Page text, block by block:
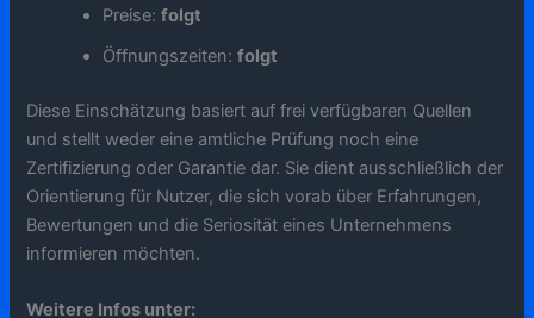
Preise:folgt
Öffnungszeiten:folgt
Diese Einschätzung basiert auf frei verfügbaren Quellen
und stellt weder eine amtliche Prüfung noch eine
Zertifizierung oder Garantie dar. Sie dient ausschließlich der
Orientierung für Nutzer, die sich vorab über Erfahrungen,
Bewertungen und die Seriosität eines Unternehmens
informieren möchten.
Weitere Infos unter: